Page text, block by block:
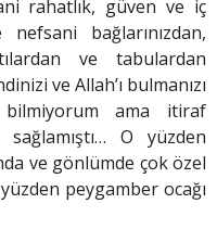
rahatlık, güven ve iç
bağlarınızdan,
ve tabulardan
ve Allah’ı bulmanızı
ama itiraf
O yüzden
ve gönlümde çok özel
peygamber ocağı